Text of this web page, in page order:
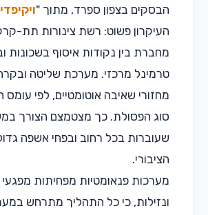
הבסקים בצפון ספרד, מתוך "
העיקרון פשוט: רשת צינורות תת-
מחברת בין נקודות איסוף בשכונות
טרמינל מרכזי. מערכת שליטה
מחזורי שאיבה אוטומטיים, לפי עומס
סוג הפסולת. כך מצטמצם הצורך
שעוברות בכל רחוב ובפחי אשפה
הציבורי.
מערכות פנאומטיות מפחיתות מפגעי
ונזילות, כי כל התהליך מתרחש